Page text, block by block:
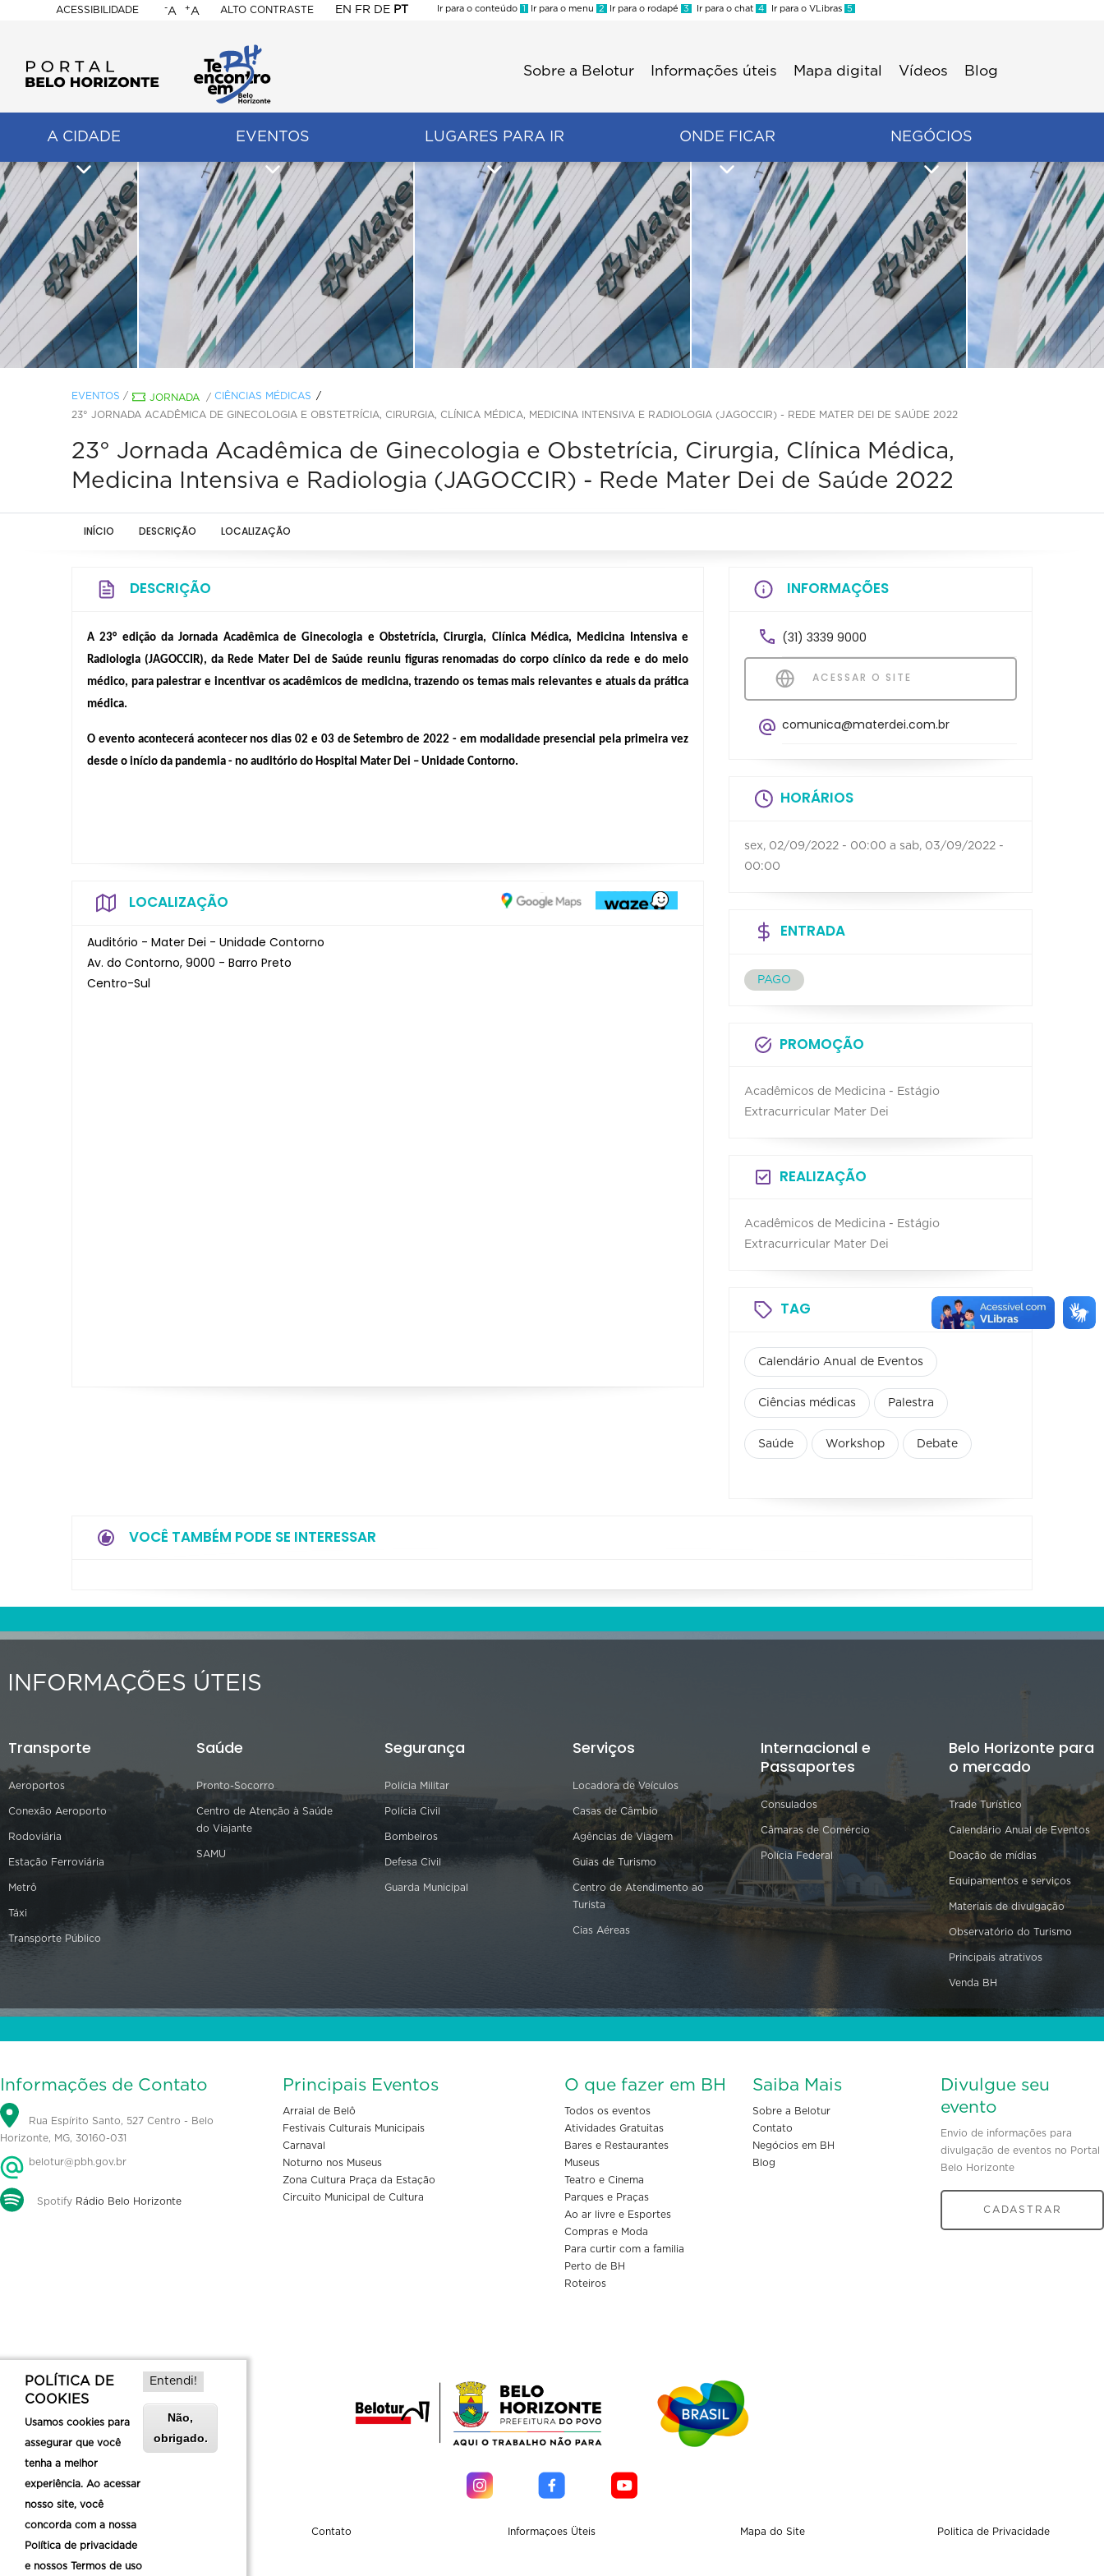
ACESSIBILIDADE
BELO
HORIZONTE
-A +A ALTO CONTRASTE EN FR DE PT
Ir para o conteúdo 1 Ir para o menu 2 Ir para o rodapé 3 Ir para o chat 4 Ir para o VLibras 5
Sobre a Belotur Informações úteis Mapa digital Vídeos Blog
A CIDADE EVENTOS LUGARES PARA IR ONDE FICAR NEGÓCIOS
EVENTOS / JORNADA / CIÊNCIAS MÉDICAS
23° JORNADA ACADÊMICA DE GINECOLOGIA E OBSTETRÍCIA, CIRURGIA, CLÍNICA MÉDICA, MEDICINA INTENSIVA E RADIOLOGIA (JAGOCCIR) - REDE MATER DEI DE SAÚDE 2022
23° Jornada Acadêmica de Ginecologia e Obstetrícia, Cirurgia, Clínica Médica,
Medicina Intensiva e Radiologia (JAGOCCIR) - Rede Mater Dei de Saúde 2022
INÍCIO DESCRIÇÃO LOCALIZAÇÃO
DESCRIÇÃO
A 23° edição da Jornada Acadêmica de Ginecologia e Obstetrícia, Cirurgia, Clínica Médica, Medicina Intensiva e
Radiologia (JAGOCCIR), da Rede Mater Dei de Saúde reuniu figuras renomadas do corpo clínico da rede e do meio
médico, para palestrar e incentivar os acadêmicos de medicina, trazendo os temas mais relevantes e atuais da prática
médica.
O evento acontecerá acontecer nos dias 02 e 03 de Setembro de 2022 - em modalidade presencial pela primeira vez
desde o início da pandemia - no auditório do Hospital Mater Dei – Unidade Contorno.
LOCALIZAÇÃO
Auditório - Mater Dei - Unidade Contorno
Av. do Contorno, 9000 - Barro Preto
Centro-Sul
INFORMAÇÕES
(31) 3339 9000
ACESSAR O SITE
comunica@materdei.com.br
HORÁRIOS
sex, 02/09/2022 - 00:00 a sab, 03/09/2022 -
00:00
ENTRADA
PAGO
PROMOÇÃO
Acadêmicos de Medicina - Estágio
Extracurricular Mater Dei
REALIZAÇÃO
Acadêmicos de Medicina - Estágio
Extracurricular Mater Dei
TAG
Calendário Anual de Eventos
Ciências médicas Palestra
Saúde Workshop Debate
VOCÊ TAMBÉM PODE SE INTERESSAR
INFORMAÇÕES ÚTEIS
Transporte
Aeroportos
Conexão Aeroporto
Rodoviária
Estação Ferroviária
Metrô
Táxi
Transporte Público
Saúde
Pronto-Socorro
Centro de Atenção à Saúde
do Viajante
SAMU
Segurança
Polícia Militar
Polícia Civil
Bombeiros
Defesa Civil
Guarda Municipal
Serviços
Locadora de Veículos
Casas de Câmbio
Agências de Viagem
Guias de Turismo
Centro de Atendimento ao
Turista
Cias Aéreas
Internacional e
Passaportes
Consulados
Câmaras de Comércio
Polícia Federal
Belo Horizonte para
o mercado
Trade Turístico
Calendário Anual de Eventos
Doação de mídias
Equipamentos e serviços
Materiais de divulgação
Observatório do Turismo
Principais atrativos
Venda BH
Informações de Contato
Rua Espírito Santo, 527 Centro - Belo
Horizonte, MG, 30160-031
belotur@pbh.gov.br
Spotify Rádio Belo Horizonte
Principais Eventos
Arraial de Belô
Festivais Culturais Municipais
Carnaval
Noturno nos Museus
Zona Cultura Praça da Estação
Circuito Municipal de Cultura
O que fazer em BH
Todos os eventos
Atividades Gratuitas
Bares e Restaurantes
Museus
Teatro e Cinema
Parques e Praças
Ao ar livre e Esportes
Compras e Moda
Para curtir com a familia
Perto de BH
Roteiros
Saiba Mais
Sobre a Belotur
Contato
Negócios em BH
Blog
Divulgue seu
evento
Envio de informações para
divulgação de eventos no Portal
Belo Horizonte
CADASTRAR
Contato Informaçoes Üteis Mapa do Site Politica de Privacidade
POLÍTICA DE
COOKIES
Usamos cookies para
assegurar que você
tenha a melhor
experiência. Ao acessar
nosso site, você
concorda com a nossa
Política de privacidade
e nossos Termos de uso
Entendi!
Não,
obrigado.